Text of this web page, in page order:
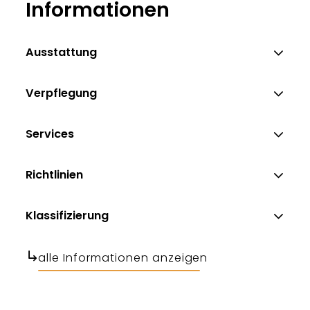
Informationen
Ausstattung
Verpflegung
Services
Richtlinien
Klassifizierung
alle Informationen anzeigen